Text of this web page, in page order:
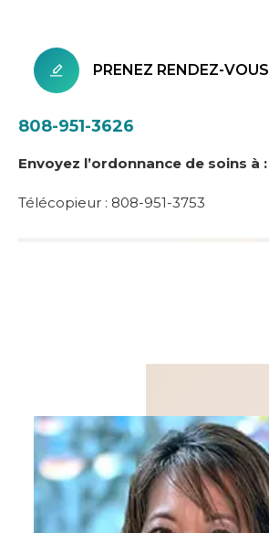
PRENEZ RENDEZ-VOUS
808-951-3626
Envoyez l’ordonnance de soins à :
Télécopieur : 808-951-3753